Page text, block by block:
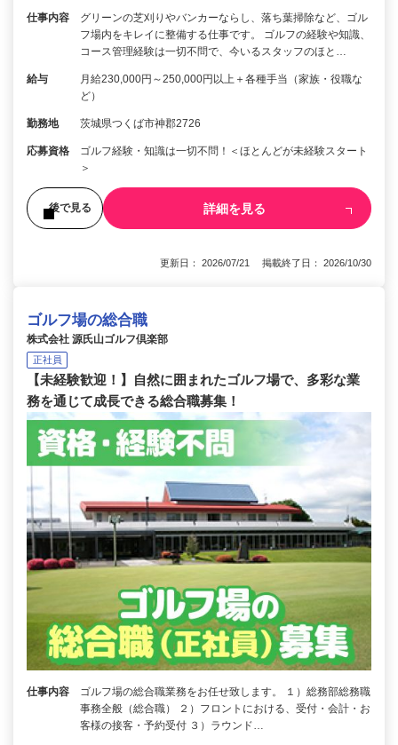
仕事内容
グリーンの芝刈りやバンカーならし、落ち葉掃除など、ゴル
フ場内をキレイに整備する仕事です。 ゴルフの経験や知識、
コース管理経験は一切不問で、今いるスタッフのほと…
給与
月給230,000円～250,000円以上＋各種手当（家族・役職な
ど）
勤務地 茨城県つくば市神郡2726
応募資格
ゴルフ経験・知識は一切不問！＜ほとんどが未経験スタート
＞
後で見る 詳細を見る
更新日： 2026/07/21 掲載終了日： 2026/10/30
ゴルフ場の総合職
株式会社 源氏山ゴルフ倶楽部
正社員
【未経験歓迎！】自然に囲まれたゴルフ場で、多彩な業
務を通じて成長できる総合職募集！
仕事内容
ゴルフ場の総合職業務をお任せ致します。 １）総務部総務職
事務全般（総合職） ２）フロントにおける、受付・会計・お
客様の接客・予約受付 ３）ラウンド…